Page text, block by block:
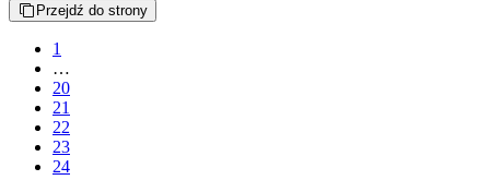
Przejdź do strony
1
…
20
21
22
23
24